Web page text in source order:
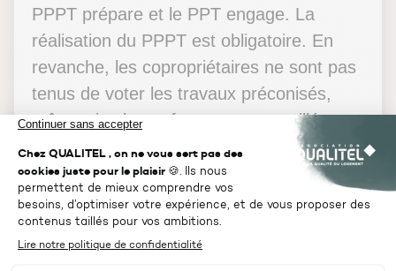
PPPT prépare et le PPT engage. La
réalisation du PPPT est obligatoire. En
revanche, les copropriétaires ne sont pas
tenus de voter les travaux préconisés,
même si cela est fortement conseillé.
Plan pluriannuel de travaux :
ses objectifs